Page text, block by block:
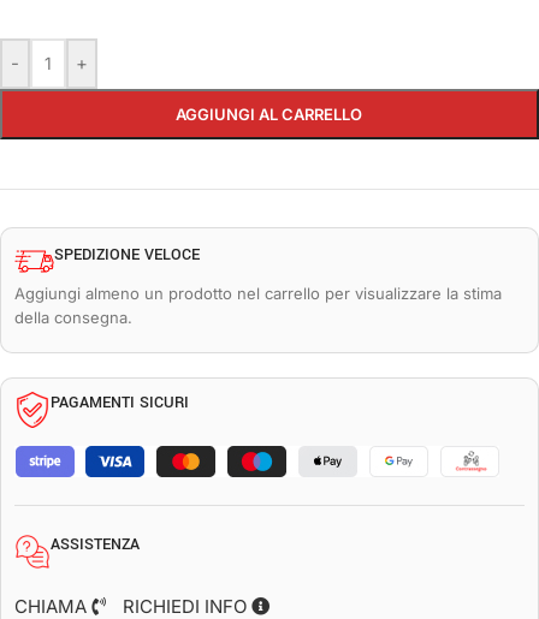
- +
AGGIUNGI AL CARRELLO
SPEDIZIONE VELOCE
Aggiungi almeno un prodotto nel carrello per visualizzare la stima
della consegna.
PAGAMENTI SICURI
ASSISTENZA
CHIAMA RICHIEDI INFO